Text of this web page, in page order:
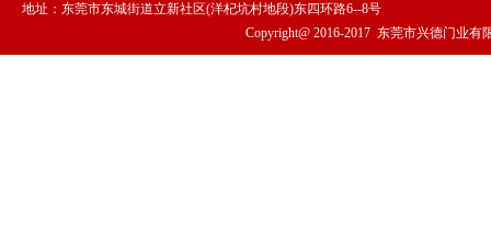
地址：东莞市东城街道立新社区(洋杞坑村地段)东四环路6--8号
Copyright@ 2016-2017 东莞市兴德门业有